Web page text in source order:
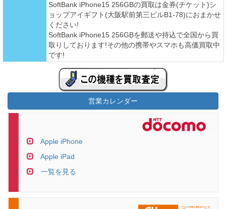
SoftBank iPhone15 256GBの買取は金券(チケット)シ
ョップアイギフト(大阪駅前第三ビルB1-78)におまかせ
ください!
SoftBank iPhone15 256GBを郵送や持込で全国から買
取りしております!その他の携帯やスマホも高価買取中
です!
営業カレンダー
Apple iPhone
Apple iPad
一覧を見る